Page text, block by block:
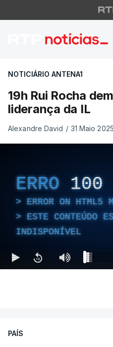
19h Rui
NOTICIÁRIO ANTENA1
19h Rui Rocha
liderança da IL
Alexandre David / 31 Maio
ERRO 100
ERROR ON HTML5
ESTE CONTEÚDO
INDISPONÍVEL
PAÍS